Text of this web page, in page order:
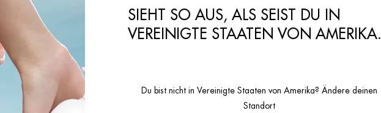
Reise
unseres
ab, unsere
und
auslöst
SIEHT SO AUS, ALS SEIST DU IN
VEREINIGTE STAATEN VON AMERIKA.
Du bist nicht in Vereinigte Staaten von Amerika? Ändere deinen
Standort